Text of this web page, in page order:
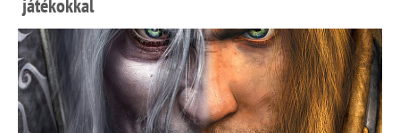
játékokkal